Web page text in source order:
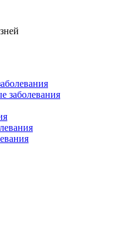
заболевания